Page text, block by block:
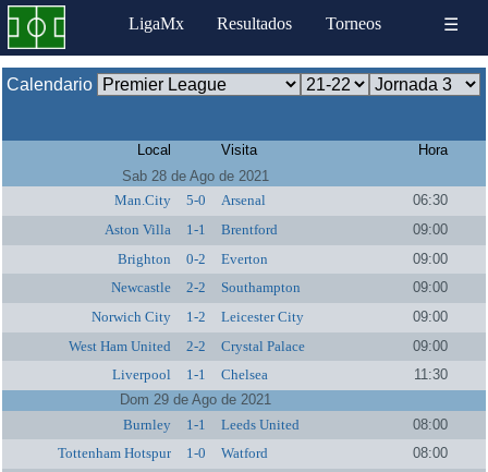
LigaMx Resultados Torneos ☰
Calendario
Local Visita
Hora
Sab 28 de Ago de 2021
Man.City
5-0 Arsenal
06:30
Aston Villa
1-1 Brentford
09:00
Brighton
0-2 Everton
09:00
Newcastle
2-2 Southampton
09:00
Norwich City
1-2 Leicester City
09:00
West Ham United
2-2 Crystal Palace
09:00
Liverpool
1-1 Chelsea
11:30
Dom 29 de Ago de 2021
Burnley
1-1 Leeds United
08:00
Tottenham Hotspur
1-0 Watford
08:00